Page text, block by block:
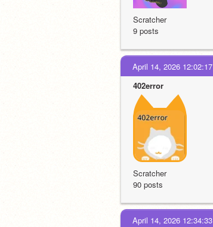
Scratcher
9 posts
April 14, 2026 12:02:17
402error
Scratcher
90 posts
April 14, 2026 12:34:33